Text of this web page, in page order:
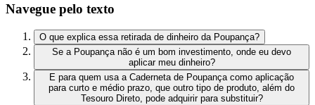
Navegue pelo texto
O que explica essa retirada de dinheiro da Poupança?
Se a Poupança não é um bom investimento, onde eu devo
aplicar meu dinheiro?
E para quem usa a Caderneta de Poupança como aplicação
para curto e médio prazo, que outro tipo de produto, além do
Tesouro Direto, pode adquirir para substituir?